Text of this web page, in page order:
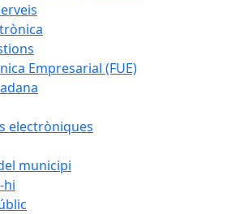
Empresarial (FUE)
electròniques
municipi
hi